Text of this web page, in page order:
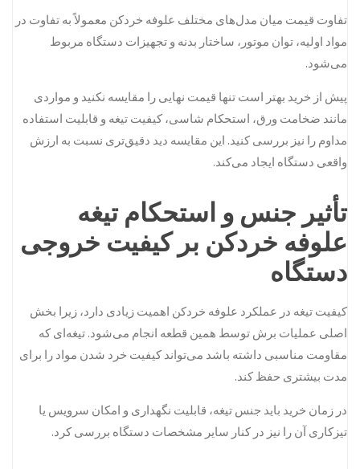
تفاوت قیمت میان مدل‌های مختلف علوفه خردکن معمولاً به تفاوت در
مواد اولیه، توان موتور، ساختار بدنه و تجهیزات دستگاه مربوط
می‌شود.
پیش از خرید بهتر است تنها قیمت نهایی را مقایسه نکنید و مواردی
مانند ضخامت ورق، استحکام شاسی، کیفیت تیغه و قابلیت استفاده
مداوم را نیز بررسی کنید. این مقایسه دید دقیق‌تری نسبت به ارزش
واقعی دستگاه ایجاد می‌کند.
تأثیر جنس و استحکام تیغه
علوفه خردکن بر کیفیت خروجی
دستگاه
کیفیت تیغه در عملکرد علوفه خردکن اهمیت زیادی دارد، زیرا بخش
اصلی عملیات برش توسط همین قطعه انجام می‌شود. تیغه‌ای که
مقاومت مناسبی داشته باشد می‌تواند کیفیت خرد شدن مواد را برای
مدت بیشتری حفظ کند.
در زمان خرید باید جنس تیغه، قابلیت نگهداری و امکان سرویس یا
تیزکاری آن را نیز در کنار سایر مشخصات دستگاه بررسی کرد.